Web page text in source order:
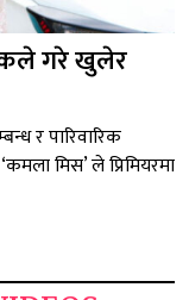
गरे खुलेर
र पारिवारिक
मिस’ ले प्रिमियरमा